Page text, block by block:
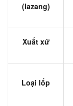
(lazang)
Xuất xứ
Loại lốp